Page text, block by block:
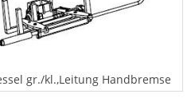
gr./kl.,Leitung Handbremse